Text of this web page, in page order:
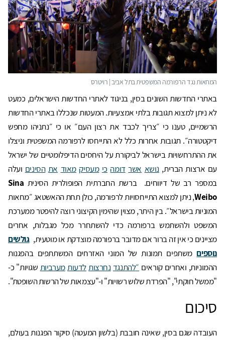
באתרי החדשות השונים בסין, בניגוד לאתרי החדשות הישראלים, כמעט
לא ניתן למצוא תגובות בלתי אמצעיות. המעטות שנכללו באתרי החדשות
הרשמיים, טענו כי ״צריך לכבד את רצון העם״ או כי ״נתניהו מחפש
דיקטטורה״. תגובות אחרות כלל לא התייחסו לרפורמה המשפטית וניצלו
את ההתרחשויות בישראל לביקורת על היחסים הדיפלומטיים של ישראל
עם ארצות הברית, נושא אשר דומה כי מעסיק מאוד את הסינים ועלה
במספר רב של דיווחים. ברשת החברתית הפופולרית הסינית Sina
Weibo, ניתן למצוא התייחסויות לרפורמה, כולן תחת ההאשטאג ״מחאות
המוניות בישראל״. בין היתר, מצוין שהימין הקיצוני רוצה להיפטר ממערכת
המשפט ולהשתמש ברפורמה כדי להשתחרר מכל מגבלות, אחרים
מציינים כי אין זה ברור אם מדובר ברפורמה מוצדקת או מוטעית, גולשים
נוספיםמשתפים תמונות של המוני האזרחים המשתתפים בהפגנות
ההמוניות, ואחרים קוראים ״להתנגד נחרצותלדעותמערביות שגויות" כ-
"ממשל חוקתי", "הפרדת שלוש רשויות" ו-"עצמאות של הרשות השופטת".
סיכום
העובדה שגם בסין, שאינה חובבת (בלשון המעטה) סיקור הפגנות בעולם,